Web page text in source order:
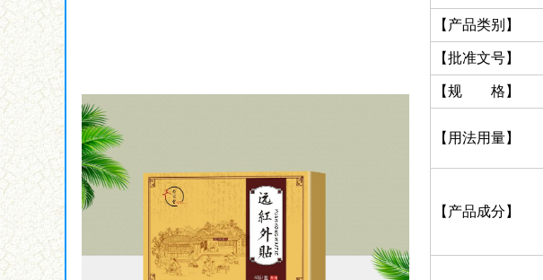
【产品类别】
【批准文号】
【规 格】
【用法用量】
【产品成分】